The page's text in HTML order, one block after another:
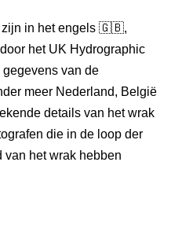
zijn in het engels 🇬🇧,
het UK Hydrographic
van de
meer Nederland, België
details van het wrak
die in de loop der
van het wrak hebben